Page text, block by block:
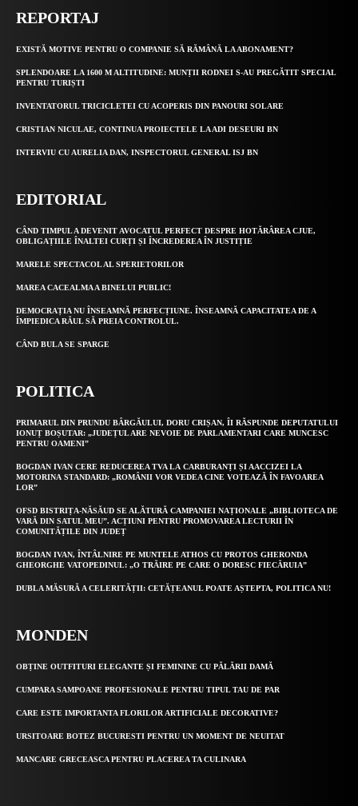
REPORTAJ
EXISTĂ MOTIVE PENTRU O COMPANIE SĂ RĂMÂNĂ LA ABONAMENT?
SPLENDOARE LA 1600 M ALTITUDINE: MUNȚII RODNEI S-AU PREGĂTIT SPECIAL
PENTRU TURIȘTI
INVENTATORUL TRICICLETEI CU ACOPERIS DIN PANOURI SOLARE
CRISTIAN NICULAE, CONTINUA PROIECTELE LA ADI DESEURI BN
INTERVIU CU AURELIA DAN, INSPECTORUL GENERAL ISJ BN
EDITORIAL
CÂND TIMPUL A DEVENIT AVOCATUL PERFECT DESPRE HOTĂRÂREA CJUE,
OBLIGAȚIILE ÎNALTEI CURȚI ȘI ÎNCREDEREA ÎN JUSTIȚIE
MARELE SPECTACOL AL SPERIETORILOR
MAREA CACEALMA A BINELUI PUBLIC!
DEMOCRAȚIA NU ÎNSEAMNĂ PERFECȚIUNE. ÎNSEAMNĂ CAPACITATEA DE A
ÎMPIEDICA RĂUL SĂ PREIA CONTROLUL.
CÂND BULA SE SPARGE
POLITICA
PRIMARUL DIN PRUNDU BÂRGĂULUI, DORU CRIȘAN, ÎI RĂSPUNDE DEPUTATULUI
IONUȚ BOȘUTAR: „JUDEȚUL ARE NEVOIE DE PARLAMENTARI CARE MUNCESC
PENTRU OAMENI”
BOGDAN IVAN CERE REDUCEREA TVA LA CARBURANȚI ȘI AACCIZEI LA
MOTORINA STANDARD: „ROMÂNII VOR VEDEA CINE VOTEAZĂ ÎN FAVOAREA
LOR”
OFSD BISTRIȚA-NĂSĂUD SE ALĂTURĂ CAMPANIEI NAȚIONALE „BIBLIOTECA DE
VARĂ DIN SATUL MEU”. ACȚIUNI PENTRU PROMOVAREA LECTURII ÎN
COMUNITĂȚILE DIN JUDEȚ
BOGDAN IVAN, ÎNTÂLNIRE PE MUNTELE ATHOS CU PROTOS GHERONDA
GHEORGHE VATOPEDINUL: „O TRĂIRE PE CARE O DORESC FIECĂRUIA”
DUBLA MĂSURĂ A CELERITĂȚII: CETĂȚEANUL POATE AȘTEPTA, POLITICA NU!
MONDEN
OBȚINE OUTFITURI ELEGANTE ȘI FEMININE CU PĂLĂRII DAMĂ
CUMPARA SAMPOANE PROFESIONALE PENTRU TIPUL TAU DE PAR
CARE ESTE IMPORTANTA FLORILOR ARTIFICIALE DECORATIVE?
URSITOARE BOTEZ BUCURESTI PENTRU UN MOMENT DE NEUITAT
MANCARE GRECEASCA PENTRU PLACEREA TA CULINARA